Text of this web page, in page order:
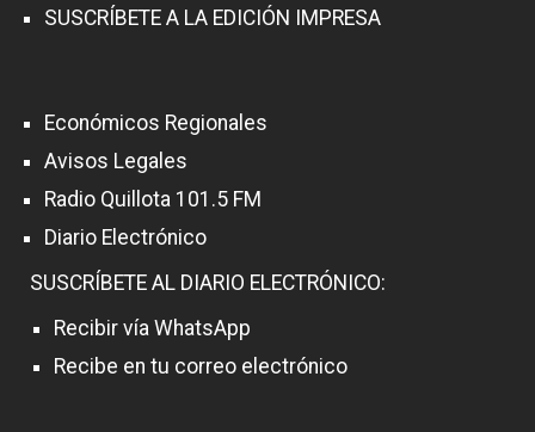
SUSCRÍBETE A LA EDICIÓN IMPRESA
Económicos Regionales
Avisos Legales
Radio Quillota 101.5 FM
Diario Electrónico
SUSCRÍBETE AL DIARIO ELECTRÓNICO:
Recibir vía WhatsApp
Recibe en tu correo electrónico